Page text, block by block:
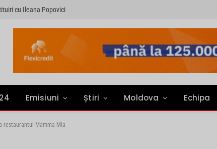
cu Ileana Popovici
Emisiuni Știri Moldova Echipa
restaurantul Mamma Mia